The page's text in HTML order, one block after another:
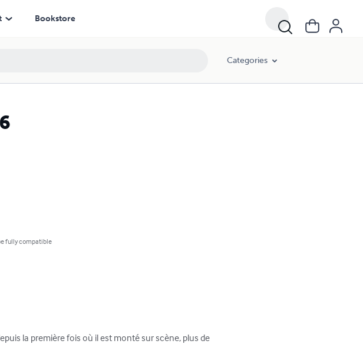
Bookstore
Categories
fully compatible
la première fois où il est monté sur scène, plus de